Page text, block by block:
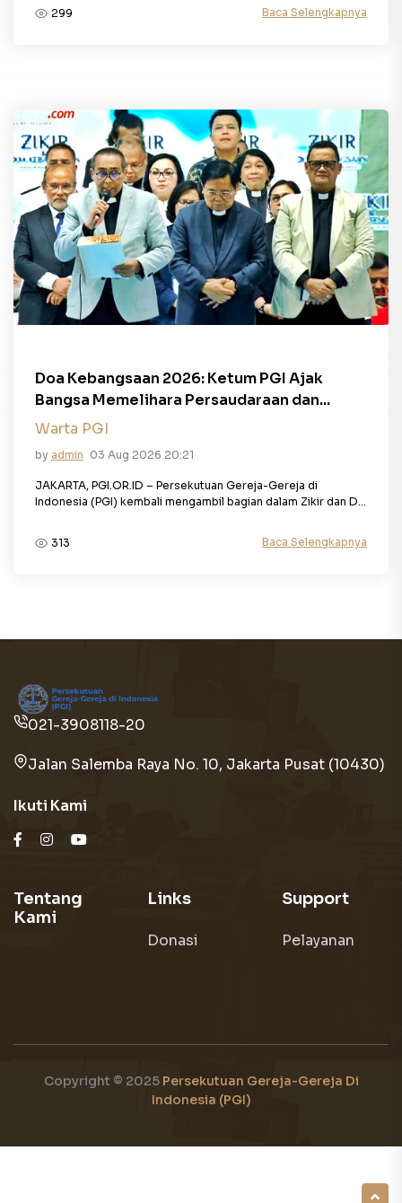
299 Baca Selengkapnya
Doa Kebangsaan 2026: Ketum PGI Ajak
Bangsa Memelihara Persaudaraan dan...
Warta PGI
by admin 03 Aug 2026 20:21
JAKARTA, PGI.OR.ID – Persekutuan Gereja-Gereja di
Indonesia (PGI) kembali mengambil bagian dalam Zikir dan D...
313 Baca Selengkapnya
021-3908118-20
Jalan Salemba Raya No. 10, Jakarta Pusat (10430)
Ikuti Kami
Tentang
Kami
Links
Donasi
Support
Pelayanan
Copyright © 2025 Persekutuan Gereja-Gereja Di
Indonesia (PGI)